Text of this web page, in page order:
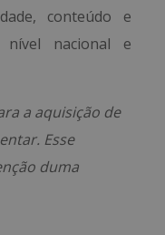
conteúdo e
nacional e
a aquisição de
Esse
duma